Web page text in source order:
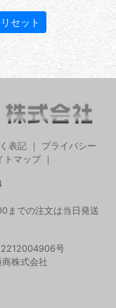
表記
プライバシー
トマップ｜
までの注文は当日発送
号
株式会社